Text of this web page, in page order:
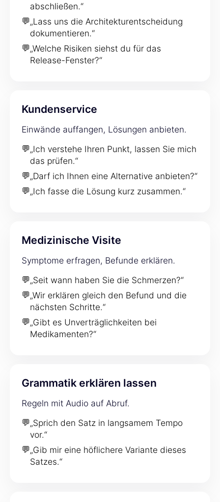
abschließen.“
💬„Lass uns die Architekturentscheidung
dokumentieren.“
💬„Welche Risiken siehst du für das
Release-Fenster?“
Kundenservice
Einwände auffangen, Lösungen anbieten.
💬„Ich verstehe Ihren Punkt, lassen Sie mich
das prüfen.“
💬„Darf ich Ihnen eine Alternative anbieten?“
💬„Ich fasse die Lösung kurz zusammen.“
Medizinische Visite
Symptome erfragen, Befunde erklären.
💬„Seit wann haben Sie die Schmerzen?“
💬„Wir erklären gleich den Befund und die
nächsten Schritte.“
💬„Gibt es Unverträglichkeiten bei
Medikamenten?“
Grammatik erklären lassen
Regeln mit Audio auf Abruf.
💬„Sprich den Satz in langsamem Tempo
vor.“
💬„Gib mir eine höflichere Variante dieses
Satzes.“